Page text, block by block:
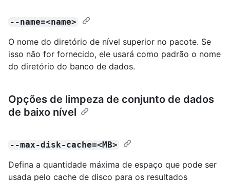
--name=<name>
O nome do diretório de nível superior no pacote. Se
isso não for fornecido, ele usará como padrão o nome
do diretório do banco de dados.
Opções de limpeza de conjunto de dados
de baixo nível
--max-disk-cache=<MB>
Defina a quantidade máxima de espaço que pode ser
usada pelo cache de disco para os resultados